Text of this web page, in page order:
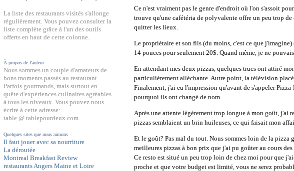
La liste des restaurants visités s'allonge
régulièrement. Vous pouvez consulter la
liste complète grâce à l'un des outils
offerts en haut de cette colonne.
À propos de l'auteur
Nous sommes un couple d'amateurs de
bons moments passés au restaurant.
Parfois gourmands, mais surtout en
quête d'expériences culinaires agréables
à tous les niveaux. Vous pouvez nous
écrire à cette adresse:
table @ tablepourdeux.com.
Quelques sites que nous aimons
Il faut jouer avec sa nourriture
La déroutée
Montreal Breakfast Review
restaurants Angers Maine et Loire
Ce n'est vraiment pas le genre d'endroit où l'on s'assoit
trouve qu'une cafétéria de polyvalente offre un peu trop
quitter les lieux.
Le propriétaire et son fils (du moins, c'est ce que
14 pouces pour seulement 20$. Quand même, je ne
En attendant mes deux pizzas, quelques trucs ont attiré
particulièrement alléchante. Autre point, la télévision
Finalement, j'ai eu l'impression qu'avant de s'appeler
pourquoi ils ont changé de nom.
Après une attente légèrement trop longue à mon goût, j'ai
pizzas semblaient un brin huileuses, ce qui faisait mon
Et le goût? Pas mal du tout. Nous sommes loin de la
meilleures pizzas à bon prix que j'ai pu goûter au cours
Ce resto est situé un peu trop loin de chez moi pour que
proche et que votre budget est limité, vous ne serez